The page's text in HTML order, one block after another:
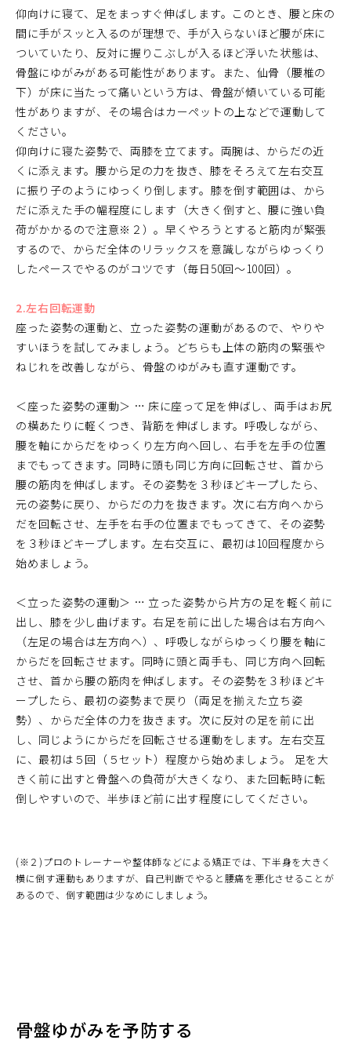
仰向けに寝て、足をまっすぐ伸ばします。このとき、腰と床の
間に手がスッと入るのが理想で、手が入らないほど腰が床に
ついていたり、反対に握りこぶしが入るほど浮いた状態は、
骨盤にゆがみがある可能性があります。また、仙骨（腰椎の
下）が床に当たって痛いという方は、骨盤が傾いている可能
性がありますが、その場合はカーペットの上などで運動して
ください。
仰向けに寝た姿勢で、両膝を立てます。両腕は、からだの近
くに添えます。腰から足の力を抜き、膝をそろえて左右交互
に振り子のようにゆっくり倒します。膝を倒す範囲は、から
だに添えた手の幅程度にします（大きく倒すと、腰に強い負
荷がかかるので注意※２）。早くやろうとすると筋肉が緊張
するので、からだ全体のリラックスを意識しながらゆっくり
したペースでやるのがコツです（毎日50回～100回）。
2.左右回転運動
座った姿勢の運動と、立った姿勢の運動があるので、やりや
すいほうを試してみましょう。どちらも上体の筋肉の緊張や
ねじれを改善しながら、骨盤のゆがみも直す運動です。
＜座った姿勢の運動＞ … 床に座って足を伸ばし、両手はお尻
の横あたりに軽くつき、背筋を伸ばします。呼吸しながら、
腰を軸にからだをゆっくり左方向へ回し、右手を左手の位置
までもってきます。同時に頭も同じ方向に回転させ、首から
腰の筋肉を伸ばします。その姿勢を３秒ほどキープしたら、
元の姿勢に戻り、からだの力を抜きます。次に右方向へから
だを回転させ、左手を右手の位置までもってきて、その姿勢
を３秒ほどキープします。左右交互に、最初は10回程度から
始めましょう。
＜立った姿勢の運動＞ … 立った姿勢から片方の足を軽く前に
出し、膝を少し曲げます。右足を前に出した場合は右方向へ
（左足の場合は左方向へ）、呼吸しながらゆっくり腰を軸に
からだを回転させます。同時に頭と両手も、同じ方向へ回転
させ、首から腰の筋肉を伸ばします。その姿勢を３秒ほどキ
ープしたら、最初の姿勢まで戻り（両足を揃えた立ち姿
勢）、からだ全体の力を抜きます。次に反対の足を前に出
し、同じようにからだを回転させる運動をします。左右交互
に、最初は５回（５セット）程度から始めましょう。 足を大
きく前に出すと骨盤への負荷が大きくなり、また回転時に転
倒しやすいので、半歩ほど前に出す程度にしてください。
(※２)プロのトレーナーや整体師などによる矯正では、下半身を大きく
横に倒す運動もありますが、自己判断でやると腰痛を悪化させることが
あるので、倒す範囲は少なめにしましょう。
骨盤ゆがみを予防する